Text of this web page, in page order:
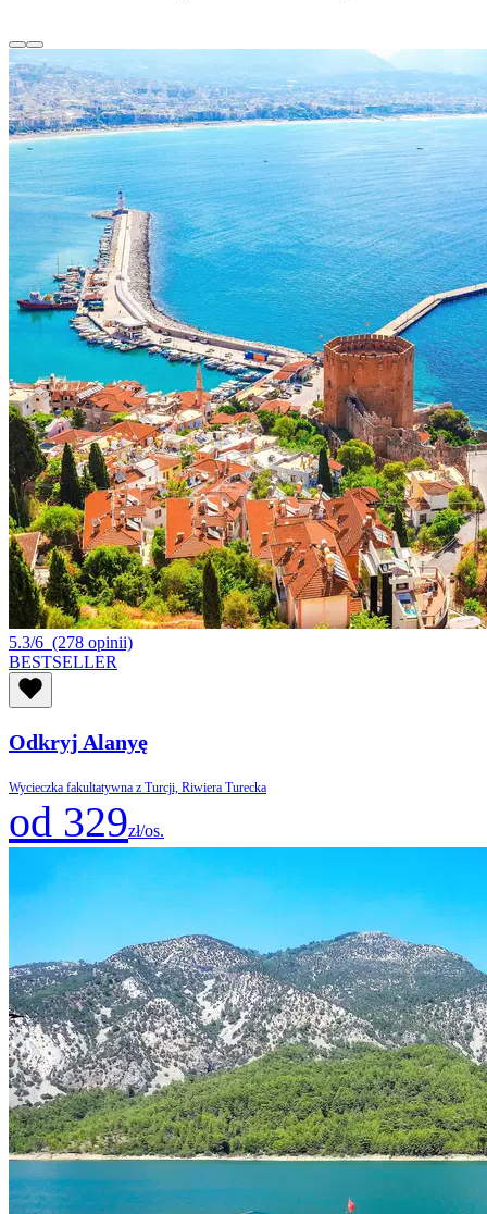
5.3/6 (278 opinii)
BESTSELLER
Odkryj Alanyę
Wycieczka fakultatywna z Turcji, Riwiera Turecka
od 329zł/os.